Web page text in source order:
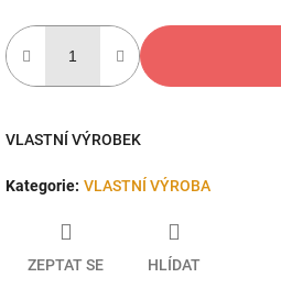
VLASTNÍ VÝROBEK
Kategorie: VLASTNÍ VÝROBA
ZEPTAT SE HLÍDAT